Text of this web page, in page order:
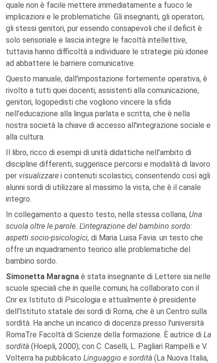
quale non è facile mettere immediatamente a fuoco le
implicazioni e le problematiche. Gli insegnanti, gli operatori,
gli stessi genitori, pur essendo consapevoli che il deficit è
solo sensoriale e lascia integre le facoltà intellettive,
tuttavia hanno difficoltà a individuare le strategie più idonee
ad abbattere le barriere comunicative.
Questo manuale, dall'impostazione fortemente operativa, è
rivolto a tutti quei docenti, assistenti alla comunicazione,
genitori, logopedisti che vogliono vincere la sfida
nell'educazione alla lingua parlata e scritta, che è nella
nostra società la chiave di accesso all'integrazione sociale e
alla cultura.
Il libro, ricco di esempi di unità didattiche nell'ambito di
discipline differenti, suggerisce percorsi e modalità di lavoro
per visualizzare i contenuti scolastici, consentendo così agli
alunni sordi di utilizzare al massimo la vista, che è il canale
integro.
In collegamento a questo testo, nella stessa collana, Una
scuola oltre le parole. L'integrazione del bambino sordo:
aspetti socio-psicologici, di Maria Luisa Favia: un testo che
offre un inquadramento teorico alle problematiche del
bambino sordo.
Simonetta Maragna è stata insegnante di Lettere sia nelle
scuole speciali che in quelle comuni; ha collaborato con il
Cnr ex Istituto di Psicologia e attualmente è presidente
dell'Istituto statale dei sordi di Roma, che è un Centro sulla
sordità. Ha anche un incarico di docenza presso l'università
RomaTre Facoltà di Scienze della formazione. È autrice di La
sordità (Hoepli, 2000); con C. Caselli, L. Pagliari Rampelli e V.
Volterra ha pubblicato Linguaggio e sordità (La Nuova Italia,